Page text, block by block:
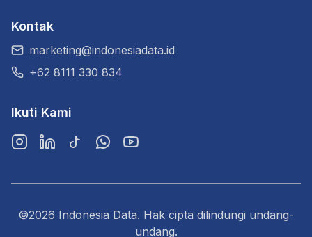
Kontak
marketing@indonesiadata.id
+62 8111 330 834
Ikuti Kami
InstagramLinkedInTikTokWhatsAppYouTube
©2026 Indonesia Data. Hak cipta dilindungi undang-
undang.